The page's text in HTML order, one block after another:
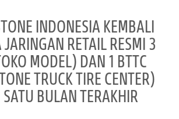
INDONESIA KEMBALI
RETAIL RESMI 3
MODEL) DAN 1 BTTC
TRUCK TIRE CENTER)
BULAN TERAKHIR